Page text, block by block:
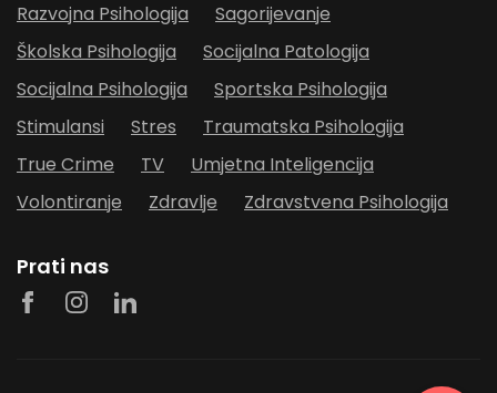
Razvojna Psihologija
Sagorijevanje
Školska Psihologija
Socijalna Patologija
Socijalna Psihologija
Sportska Psihologija
Stimulansi
Stres
Traumatska Psihologija
True Crime
TV
Umjetna Inteligencija
Volontiranje
Zdravlje Zdravstvena Psihologija
Prati nas